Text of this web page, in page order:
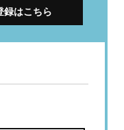
録はこちら